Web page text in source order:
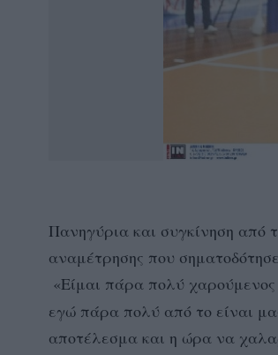
Πανηγύρια και συγκίνηση από
αναμέτρησης που
«Είμαι πάρα πολύ
εγώ πάρα πολύ από το είναι
αποτέλεσμα και η ώρα να